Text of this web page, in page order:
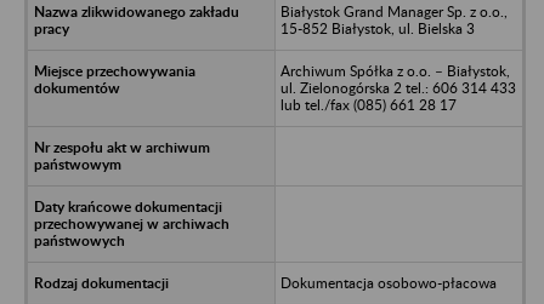
Białystok Grand Manager Sp. z o.o.,
15-852 Białystok, ul. Bielska 3
Archiwum Spółka z o.o. – Białystok,
ul. Zielonogórska 2 tel.: 606 314 433
lub tel./fax (085) 661 28 17
Dokumentacja osobowo-płacowa